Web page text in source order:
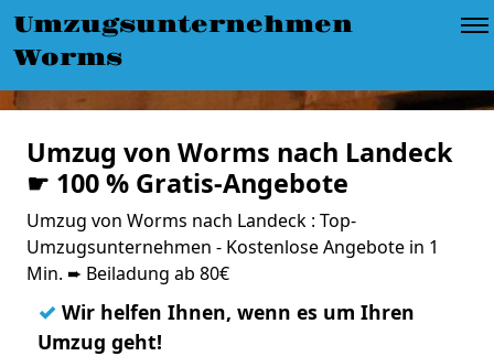
Umzugsunternehmen
Worms
Umzug von Worms nach Landeck
☛ 100 % Gratis-Angebote
Umzug von Worms nach Landeck : Top-
Umzugsunternehmen - Kostenlose Angebote in 1
Min. ➨ Beiladung ab 80€
✓ Wir helfen Ihnen, wenn es um Ihren
Umzug geht!